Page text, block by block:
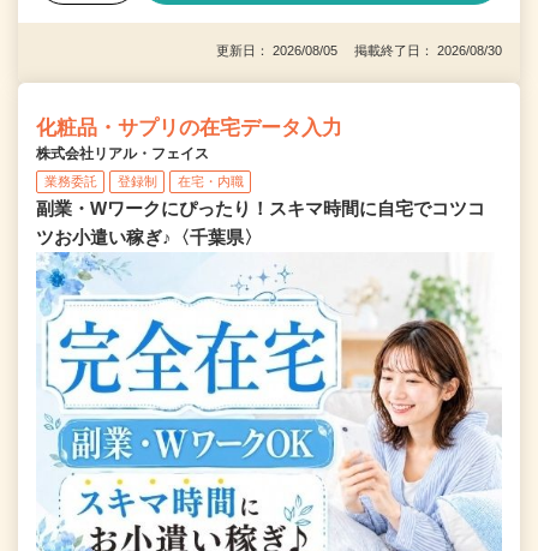
更新日： 2026/08/05 掲載終了日： 2026/08/30
化粧品・サプリの在宅データ入力
株式会社リアル・フェイス
業務委託 登録制 在宅・内職
副業・Wワークにぴったり！スキマ時間に自宅でコツコ
ツお小遣い稼ぎ♪〈千葉県〉